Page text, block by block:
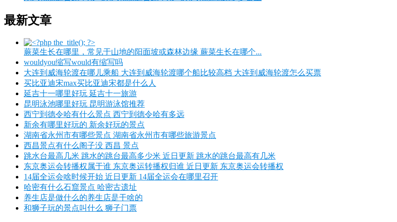
最新文章
蕨菜生长在哪里，常见于山地的阳面坡或森林边缘 蕨菜生长在哪个...
wouldyou缩写would有缩写吗
大连到威海轮渡在哪儿乘船 大连到威海轮渡哪个船比较高档 大连到威海轮渡怎么买票
买比亚迪宋max买比亚迪宋都是什么人
延吉十一哪里好玩 延吉十一旅游
昆明泳池哪里好玩 昆明游泳馆推荐
西宁到德令哈有什么景点 西宁到德令哈有多远
新余有哪里好玩的 新余好玩的景点
湖南省永州市有哪些景点 湖南省永州市有哪些旅游景点
西昌景点有什么阁子没 西昌 景点
跳水台最高几米 跳水的跳台最高多少米 近日更新 跳水的跳台最高有几米
东京奥运会转播权属于谁 东京奥运转播权归谁 近日更新 东京奥运会转播权
14届全运会啥时候开始 近日更新 14届全运会在哪里召开
哈密有什么石窟景点 哈密古遗址
养生店是做什么的养生店是干啥的
和狮子玩的景点叫什么 狮子门票